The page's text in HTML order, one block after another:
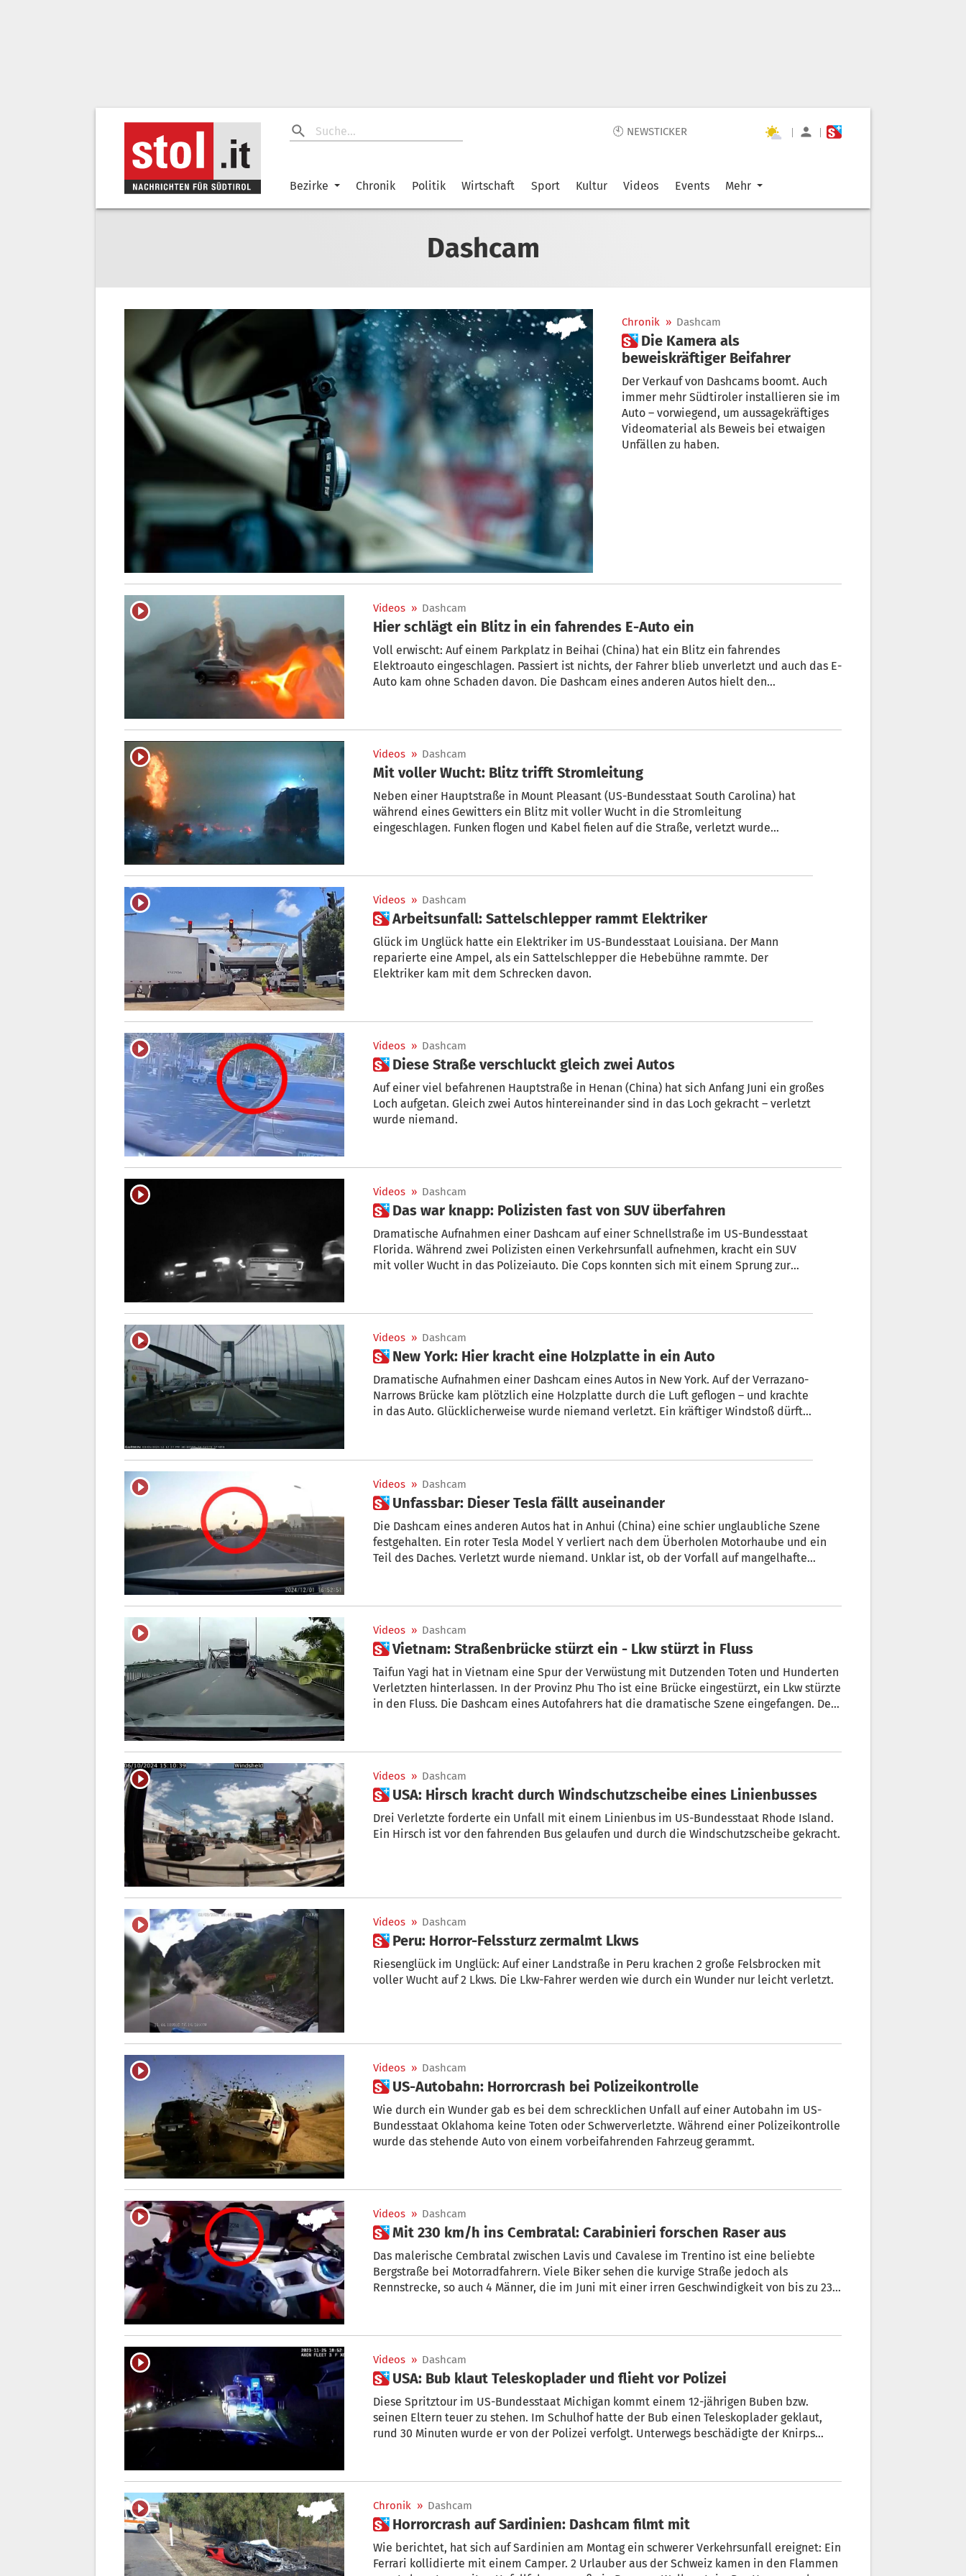
🕙 NEWSTICKER | |
Bezirke Chronik Politik Wirtschaft Sport Kultur Videos Events Mehr
Dashcam
Chronik » Dashcam
 Die Kamera als
beweiskräftiger Beifahrer
Der Verkauf von Dashcams boomt. Auch
immer mehr Südtiroler installieren sie im
Auto – vorwiegend, um aussagekräftiges
Videomaterial als Beweis bei etwaigen
Unfällen zu haben.
Videos » Dashcam
Hier schlägt ein Blitz in ein fahrendes E-Auto ein
Voll erwischt: Auf einem Parkplatz in Beihai (China) hat ein Blitz ein fahrendes
Elektroauto eingeschlagen. Passiert ist nichts, der Fahrer blieb unverletzt und auch das E-
Auto kam ohne Schaden davon. Die Dashcam eines anderen Autos hielt den
Videos » Dashcam
Mit voller Wucht: Blitz trifft Stromleitung
Neben einer Hauptstraße in Mount Pleasant (US-Bundesstaat South Carolina) hat
während eines Gewitters ein Blitz mit voller Wucht in die Stromleitung
eingeschlagen. Funken flogen und Kabel fielen auf die Straße, verletzt wurde
Videos » Dashcam
 Arbeitsunfall: Sattelschlepper rammt Elektriker
Glück im Unglück hatte ein Elektriker im US-Bundesstaat Louisiana. Der Mann
reparierte eine Ampel, als ein Sattelschlepper die Hebebühne rammte. Der
Elektriker kam mit dem Schrecken davon.
Videos » Dashcam
 Diese Straße verschluckt gleich zwei Autos
Auf einer viel befahrenen Hauptstraße in Henan (China) hat sich Anfang Juni ein großes
Loch aufgetan. Gleich zwei Autos hintereinander sind in das Loch gekracht – verletzt
wurde niemand.
Videos » Dashcam
 Das war knapp: Polizisten fast von SUV überfahren
Dramatische Aufnahmen einer Dashcam auf einer Schnellstraße im US-Bundesstaat
Florida. Während zwei Polizisten einen Verkehrsunfall aufnehmen, kracht ein SUV
mit voller Wucht in das Polizeiauto. Die Cops konnten sich mit einem Sprung zur
Videos » Dashcam
 New York: Hier kracht eine Holzplatte in ein Auto
Dramatische Aufnahmen einer Dashcam eines Autos in New York. Auf der Verrazano-
Narrows Brücke kam plötzlich eine Holzplatte durch die Luft geflogen – und krachte
in das Auto. Glücklicherweise wurde niemand verletzt. Ein kräftiger Windstoß dürfte
Videos » Dashcam
 Unfassbar: Dieser Tesla fällt auseinander
Die Dashcam eines anderen Autos hat in Anhui (China) eine schier unglaubliche Szene
festgehalten. Ein roter Tesla Model Y verliert nach dem Überholen Motorhaube und ein
Teil des Daches. Verletzt wurde niemand. Unklar ist, ob der Vorfall auf mangelhafte
Videos » Dashcam
 Vietnam: Straßenbrücke stürzt ein - Lkw stürzt in Fluss
Taifun Yagi hat in Vietnam eine Spur der Verwüstung mit Dutzenden Toten und Hunderten
Verletzten hinterlassen. In der Provinz Phu Tho ist eine Brücke eingestürzt, ein Lkw stürzte
in den Fluss. Die Dashcam eines Autofahrers hat die dramatische Szene eingefangen. Der
Videos » Dashcam
 USA: Hirsch kracht durch Windschutzscheibe eines Linienbusses
Drei Verletzte forderte ein Unfall mit einem Linienbus im US-Bundesstaat Rhode Island.
Ein Hirsch ist vor den fahrenden Bus gelaufen und durch die Windschutzscheibe gekracht.
Videos » Dashcam
 Peru: Horror-Felssturz zermalmt Lkws
Riesenglück im Unglück: Auf einer Landstraße in Peru krachen 2 große Felsbrocken mit
voller Wucht auf 2 Lkws. Die Lkw-Fahrer werden wie durch ein Wunder nur leicht verletzt.
Videos » Dashcam
 US-Autobahn: Horrorcrash bei Polizeikontrolle
Wie durch ein Wunder gab es bei dem schrecklichen Unfall auf einer Autobahn im US-
Bundesstaat Oklahoma keine Toten oder Schwerverletzte. Während einer Polizeikontrolle
wurde das stehende Auto von einem vorbeifahrenden Fahrzeug gerammt.
Videos » Dashcam
 Mit 230 km/h ins Cembratal: Carabinieri forschen Raser aus
Das malerische Cembratal zwischen Lavis und Cavalese im Trentino ist eine beliebte
Bergstraße bei Motorradfahrern. Viele Biker sehen die kurvige Straße jedoch als
Rennstrecke, so auch 4 Männer, die im Juni mit einer irren Geschwindigkeit von bis zu 234
– ihnen drohen empfindliche Strafen.
Videos » Dashcam
 USA: Bub klaut Teleskoplader und flieht vor Polizei
Diese Spritztour im US-Bundesstaat Michigan kommt einem 12-jährigen Buben bzw.
seinen Eltern teuer zu stehen. Im Schulhof hatte der Bub einen Teleskoplader geklaut,
rund 30 Minuten wurde er von der Polizei verfolgt. Unterwegs beschädigte der Knirps
Chronik » Dashcam
 Horrorcrash auf Sardinien: Dashcam filmt mit
Wie berichtet, hat sich auf Sardinien am Montag ein schwerer Verkehrsunfall ereignet: Ein
Ferrari kollidierte mit einem Camper. 2 Urlauber aus der Schweiz kamen in den Flammen